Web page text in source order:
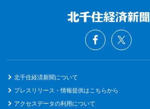
北千住経済新聞について
プレスリリース・情報提供はこちらから
アクセスデータの利用について